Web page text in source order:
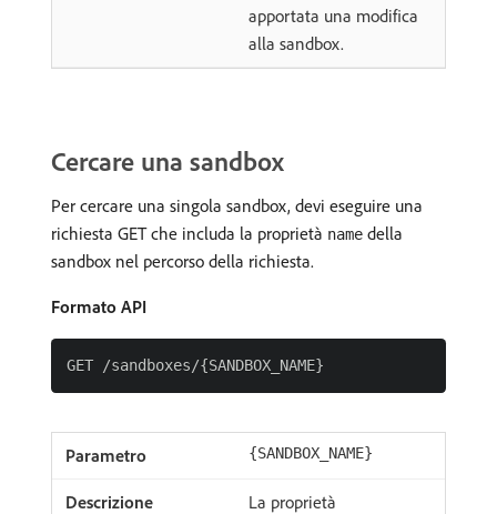
apportata una modifica
alla sandbox.
Cercare una sandbox
Per cercare una singola sandbox, devi eseguire una
richiesta GET che includa la proprietà name della
sandbox nel percorso della richiesta.
Formato API
{SANDBOX_NAME}
La proprietà